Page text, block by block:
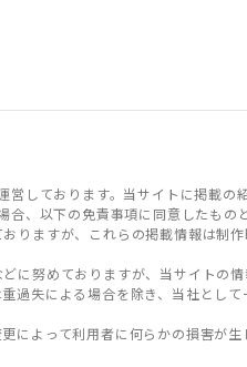
しております。当サイトに掲載
、以下の免責事項に同意したもの
りますが、これらの掲載情報は制
に努めておりますが、当サイトの
過失による場合を除き、当社とし
によって利用者に何らかの損害が